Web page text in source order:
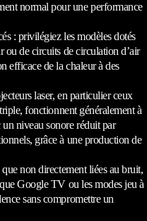
normal pour une performance
: privilégiez les modèles dotés
ou de circuits de circulation d’air
efficace de la chaleur à des
laser, en particulier ceux
fonctionnent généralement à
un niveau sonore réduit par
grâce à une production de
non directement liées au bruit,
Google TV ou les modes jeu à
sans compromettre un